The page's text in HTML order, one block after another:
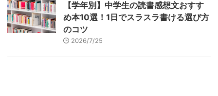
【学年別】中学生の読書感想文おすす
め本10選！1日でスラスラ書ける選び方
のコツ
2026/7/25